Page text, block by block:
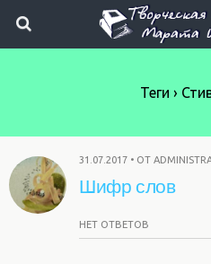
Теги ›
31.07.2017 • ОТ
Шифр слов
НЕТ ОТВЕТОВ